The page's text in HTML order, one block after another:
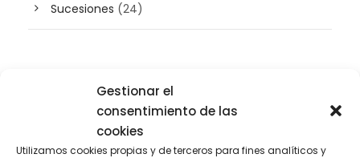
Gestionar el
consentimiento de las
cookies
Utilizamos cookies propias y de terceros para fines analíticos y
Sucesiones (24)
Buscador de artículos